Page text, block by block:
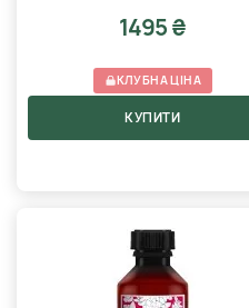
1495 ₴
КЛУБНА ЦІНА
КУПИТИ